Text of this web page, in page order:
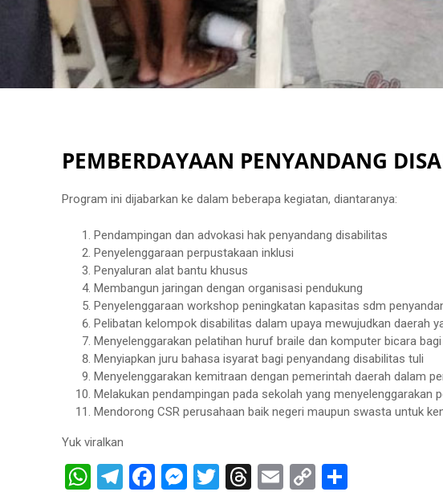
PEMBERDAYAAN PENYANDANG
Program ini dijabarkan ke dalam beberapa kegiatan, diantaranya:
Pendampingan dan advokasi hak penyandang disabilitas
Penyelenggaraan perpustakaan inklusi
Penyaluran alat bantu khusus
Membangun jaringan dengan organisasi pendukung
Penyelenggaraan workshop peningkatan kapasitas sdm
Pelibatan kelompok disabilitas dalam upaya mewujudkan daerah
Menyelenggarakan pelatihan huruf braile dan komputer bicara
Menyiapkan juru bahasa isyarat bagi penyandang disabilitas tuli
Menyelenggarakan kemitraan dengan pemerintah daerah dalam
Melakukan pendampingan pada sekolah yang menyelenggarakan
Mendorong CSR perusahaan baik negeri maupun swasta untuk
Yuk viralkan
WhatsApp
Telegram
Facebook
Messenger
Twitter
Threads
Email
Copy